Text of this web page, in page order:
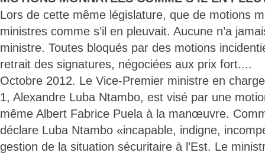
Lors de cette même législature, que de motions
ministres comme s’il en pleuvait. Aucune n’a
ministre. Toutes bloqués par des motions
retrait des signatures, négociées aux prix fort....
Octobre 2012. Le Vice-Premier ministre en
1, Alexandre Luba Ntambo, est visé par une
même Albert Fabrice Puela à la manœuvre.
déclare Luba Ntambo «incapable, indigne,
gestion de la situation sécuritaire à l’Est. Le